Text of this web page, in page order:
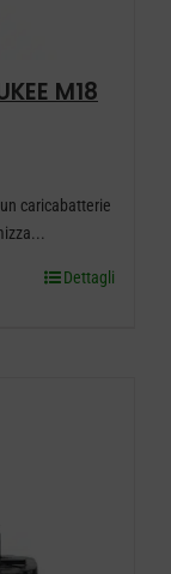
M18
caricabatterie
Dettagli